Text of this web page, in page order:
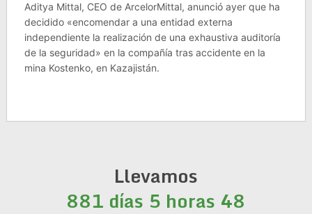
Aditya Mittal, CEO de ArcelorMittal, anunció ayer que ha
decidido «encomendar a una entidad externa
independiente la realización de una exhaustiva auditoría
de la seguridad» en la compañía tras accidente en la
mina Kostenko, en Kazajistán.
Llevamos
881 días 5 horas 48